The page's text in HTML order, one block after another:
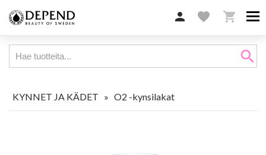
 favorite 
search
KYNNET JA KÄDET » O2 -kynsilakat